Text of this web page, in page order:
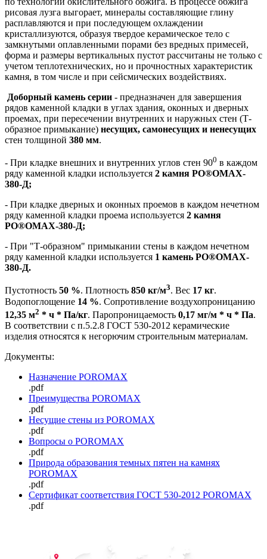
рисовая лузга выгорает, минералы составляющие глину
расплавляются и при последующем охлаждении
кристаллизуются, образуя твердое керамическое тело с
замкнутыми оплавленными порами без вредных примесей,
форма и размеры вертикальных пустот рассчитаны не только с
учетом теплотехнических, но и прочностных характеристик
камня, в том числе и при сейсмических воздействиях.
Доборный камень серии - предназначен для завершения
рядов каменной кладки в углах здания, оконных и дверных
проемах, при пересечении внутренних и наружных стен (Т-
образное примыкание) несущих, самонесущих и ненесущих
стен толщиной 380 мм.
- При кладке внешних и внутренних углов стен 900 в каждом
ряду каменной кладки используется 2 камня PO®OMAX-
380-Д;
- При кладке дверных и оконных проемов в каждом нечетном
ряду каменной кладки проема используется 2 камня
PO®OMAX-380-Д;
- При "Т-образном" примыкании стены в каждом нечетном
ряду каменной кладки используется 1 камень PO®OMAX-
380-Д.
Пустотность 50 %. Плотность 850 кг/м3. Вес 17 кг.
Водопоглощение 14 %. Сопротивление воздухопроницанию
12,35 м2 * ч * Па/кг. Паропроницаемость 0,17 мг/м * ч * Па.
В соответствии с п.5.2.8 ГОСТ 530-2012 керамические
изделия относятся к негорючим строительным материалам.
Документы:
Назначение POROMAX
.pdf
Преимущества POROMAX
.pdf
Несущие стены из POROMAX
.pdf
Вопросы о POROMAX
.pdf
Природа образования темных пятен на камнях
POROMAX
.pdf
Сертификат соответствия ГОСТ 530-2012 POROMAX
.pdf